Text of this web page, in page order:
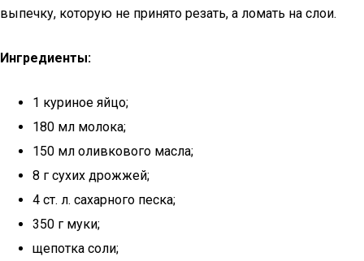
выпечку, которую не принято резать, а ломать на слои.
Ингредиенты:
1 куриное яйцо;
180 мл молока;
150 мл оливкового масла;
8 г сухих дрожжей;
4 ст. л. сахарного песка;
350 г муки;
щепотка соли;